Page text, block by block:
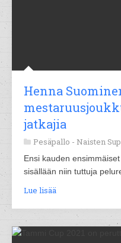
Henna
jatkajia
Pesäpallo - Naisten
Ensi kauden
sisällään niin tuttuja
Lue lisää